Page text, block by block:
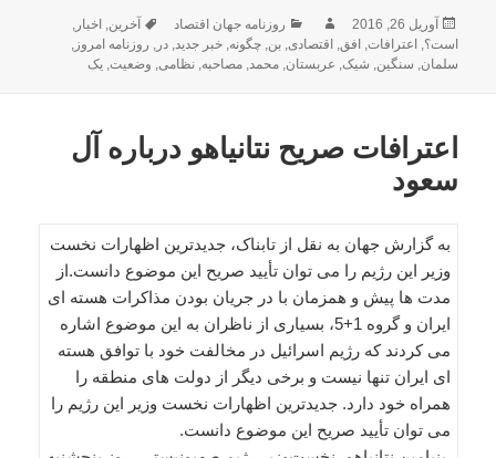
ارسال
شده
در
آوریل 26, 2016 نویسندهدسته‌ها
روزنامه جهان اقتصاد برچسب‌ها
آخرین, اخبار,
است؟, اعترافات, افق, اقتصادی,بن,چگونه,خبر جدید,در, روزنامه امروز,
سلمان, سنگین, شیک, عربستان,محمد,مصاحبه,نظامی, وضعیت,یک
اعترافات صریح نتانیاهو درباره آل
سعود
به گزارش جهان به نقل از تابناک، جدیدترین اظهارات نخست
وزیر این رژیم را می توان تأیید صریح این موضوع دانست.از
مدت ها پیش و همزمان با در جریان بودن مذاکرات هسته ای
ایران و گروه 1+5، بسیاری از ناظران به این موضوع اشاره
می کردند که رژیم اسرائیل در مخالفت خود با توافق هسته
ای ایران تنها نیست و برخی دیگر از دولت های منطقه را
همراه خود دارد. جدیدترین اظهارات نخست وزیر این رژیم را
می توان تأیید صریح این موضوع دانست.